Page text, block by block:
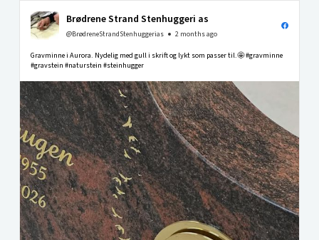
Brødrene Strand Stenhuggeri as
@BrødreneStrandStenhuggerias 2 months ago
Gravminne i Aurora. Nydelig med gull i skrift og lykt som passer til.🤩 #gravminne
#gravstein #naturstein #steinhugger